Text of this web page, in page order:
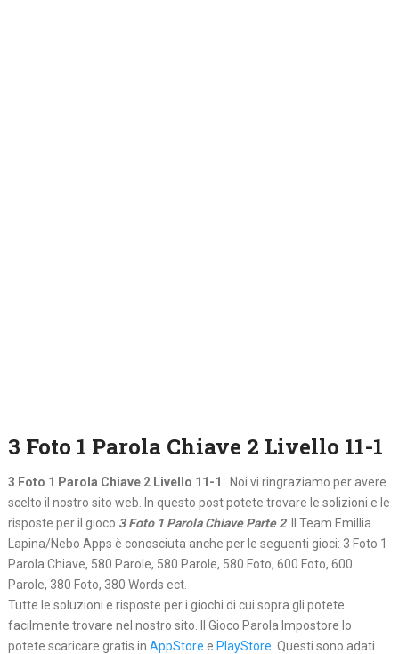
3 Foto 1 Parola Chiave 2 Livello 11-1
3 Foto 1 Parola Chiave 2 Livello 11-1 . Noi vi ringraziamo per avere
scelto il nostro sito web. In questo post potete trovare le solizioni e le
risposte per il gioco 3 Foto 1 Parola Chiave Parte 2. Il Team Emillia
Lapina/Nebo Apps è conosciuta anche per le seguenti gioci: 3 Foto 1
Parola Chiave, 580 Parole, 580 Parole, 580 Foto, 600 Foto, 600
Parole, 380 Foto, 380 Words ect.
Tutte le soluzioni e risposte per i giochi di cui sopra gli potete
facilmente trovare nel nostro sito. Il Gioco Parola Impostore lo
potete scaricare gratis in AppStore e PlayStore. Questi sono adati